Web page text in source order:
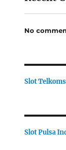
No
Slot
Slot Pulsa